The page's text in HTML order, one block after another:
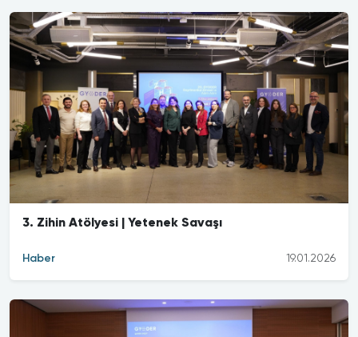
3. Zihin Atölyesi | Yetenek Savaşı
Haber 19.01.2026